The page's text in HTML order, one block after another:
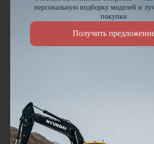
Петр Артамонов
ГЖ
18.01.2026
Мини погрузчик в работе понравился,
персональную подборку моделей и
покупки
Получить